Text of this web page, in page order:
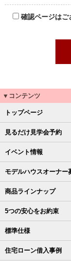
確認ページはご
▼コンテンツ
トップページ
見るだけ見学会予約
イベント情報
モデルハウスオーナー
商品ラインナップ
5つの安心をお約束
標準仕様
住宅ローン借入事例